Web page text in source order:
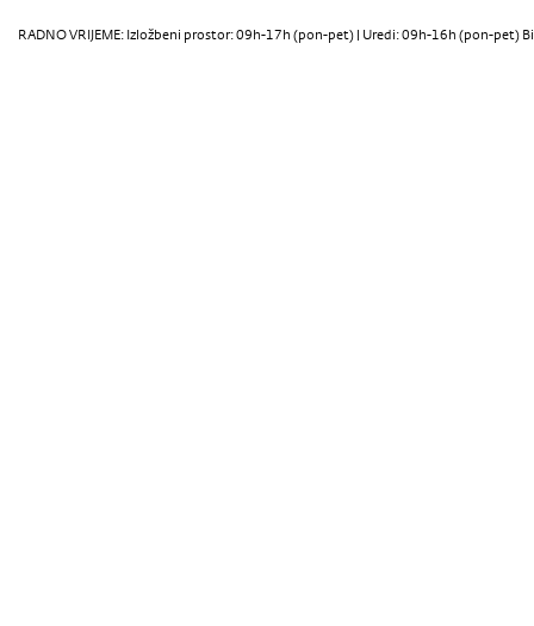
RADNO VRIJEME: Izložbeni prostor: 09h-17h (pon-pet) | Uredi: 09h-16h (pon-pet)